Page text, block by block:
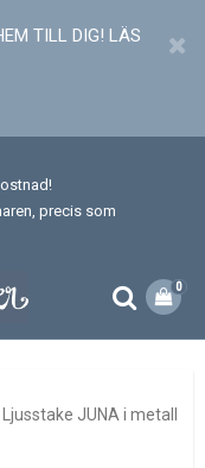
TILL DIG! LÄS
precis som
0
Ljusstake JUNA i metall